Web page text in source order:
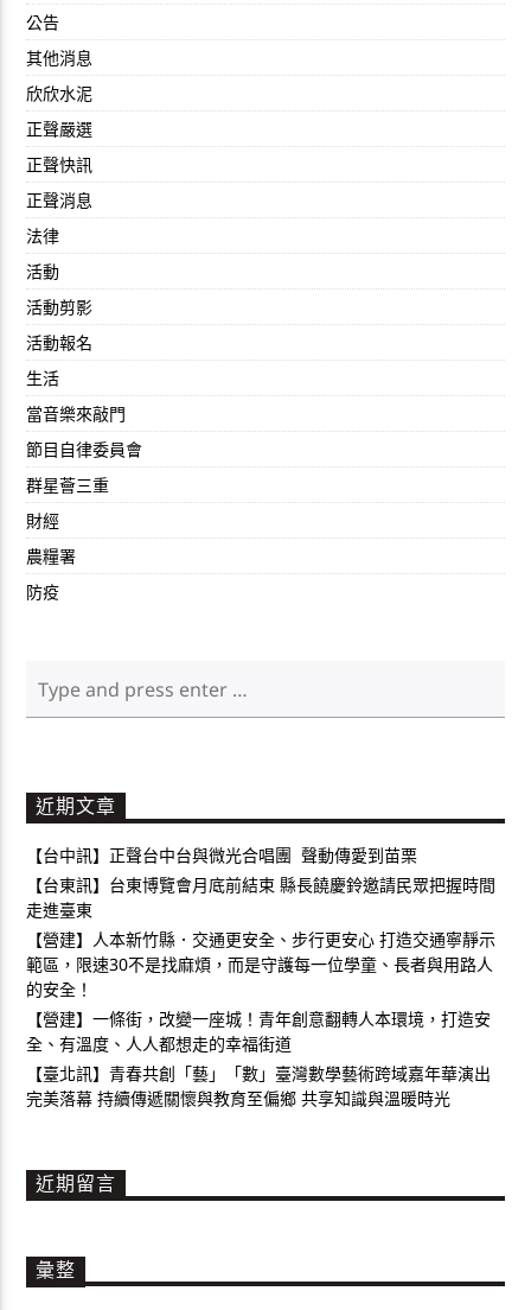
公告
其他消息
欣欣水泥
正聲嚴選
正聲快訊
正聲消息
法律
活動
活動剪影
活動報名
生活
當音樂來敲門
節目自律委員會
群星薈三重
財經
農糧署
防疫
近期文章
【台中訊】正聲台中台與微光合唱團 聲動傳愛到苗栗
【台東訊】台東博覽會月底前結束 縣長饒慶鈴邀請民眾把握時間
走進臺東
【營建】人本新竹縣．交通更安全、步行更安心 打造交通寧靜示
範區，限速30不是找麻煩，而是守護每一位學童、長者與用路人
的安全！
【營建】一條街，改變一座城！青年創意翻轉人本環境，打造安
全、有溫度、人人都想走的幸福街道
【臺北訊】青春共創「藝」「數」臺灣數學藝術跨域嘉年華演出
完美落幕 持續傳遞關懷與教育至偏鄉 共享知識與溫暖時光
近期留言
彙整